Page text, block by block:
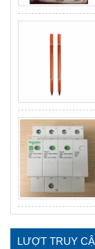
LƯỢT TRUY